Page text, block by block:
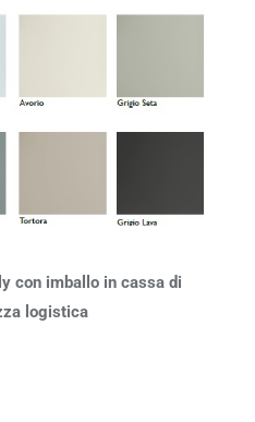
con imballo in cassa di
logistica